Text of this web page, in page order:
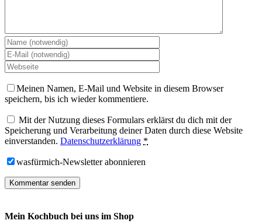
Meinen Namen, E-Mail und Website in diesem Browser
speichern, bis ich wieder kommentiere.
Mit der Nutzung dieses Formulars erklärst du dich mit der
Speicherung und Verarbeitung deiner Daten durch diese Website
einverstanden. Datenschutzerklärung *
wasfürmich-Newsletter abonnieren
Mein Kochbuch bei uns im Shop